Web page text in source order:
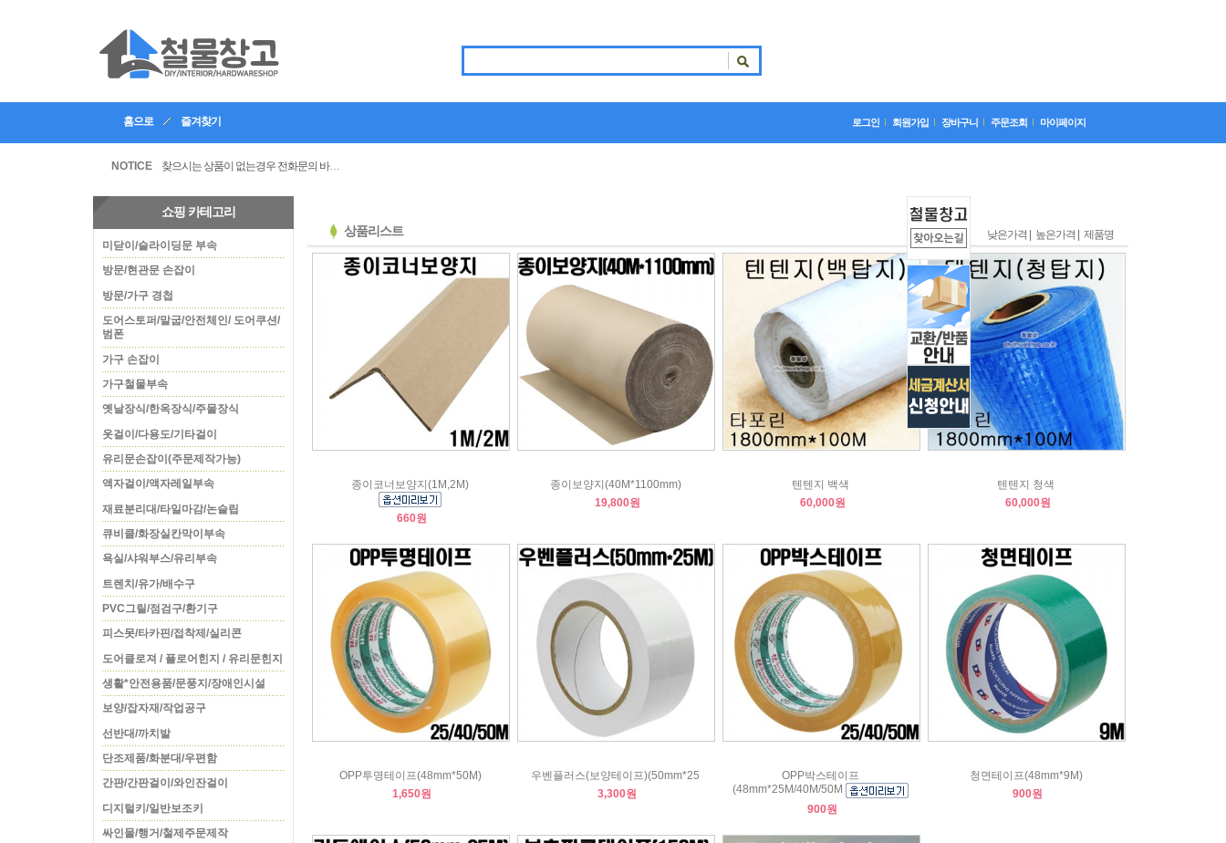
홈으로 즐겨찾기 로그인 회원가입 장바구니 주문조회 마이페이지
NOTICE
찾으시는 상품이 없는경우 전화문의 바랍니다
쇼핑 카테고리
미닫이/슬라이딩문 부속
방문/현관문 손잡이
방문/가구 경첩
도어스토퍼/말굽/안전체인/ 도어쿠션/
범폰
가구 손잡이
가구철물부속
옛날장식/한옥장식/주물장식
옷걸이/다용도/기타걸이
유리문손잡이(주문제작가능)
액자걸이/액자레일부속
재료분리대/타일마감/논슬립
큐비클/화장실칸막이부속
욕실/샤워부스/유리부속
트렌치/유가/배수구
PVC그릴/점검구/환기구
피스못/타카핀/접착제/실리콘
도어클로져 / 플로어힌지 / 유리문힌지
생활*안전용품/문풍지/장애인시설
보양/잡자재/작업공구
선반대/까치발
단조제품/화분대/우편함
간판/간판걸이/와인잔걸이
디지털키/일반보조키
싸인물/행거/철제주문제작
상품리스트 낮은가격 | 높은가격 | 제품명
종이코너보양지(1M,2M)
660원
종이보양지(40M*1100mm)
19,800원
텐텐지 백색
60,000원
텐텐지 청색
60,000원
OPP투명테이프(48mm*50M)
1,650원
우벤플러스(보양테이프)(50mm*25
3,300원
OPP박스테이프
(48mm*25M/40M/50M
900원
청면테이프(48mm*9M)
900원